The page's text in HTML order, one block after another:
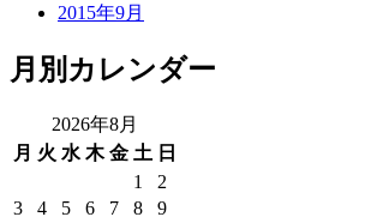
2015年9月
月別カレンダー
2026年8月
月 火 水 木 金 土 日
1
2
3
4 5 6 7 8 9